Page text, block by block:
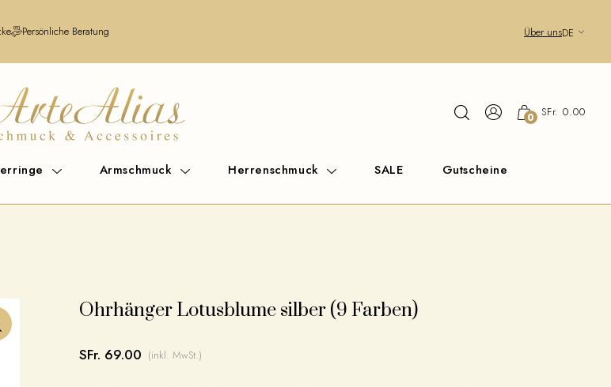
Persönliche Beratung Über unsDE
0 SFr. 0.00
Armschmuck Herrenschmuck SALE Gutscheine
Ohrhänger Lotusblume silber (9 Farben)
SFr. 69.00 (inkl. MwSt.)